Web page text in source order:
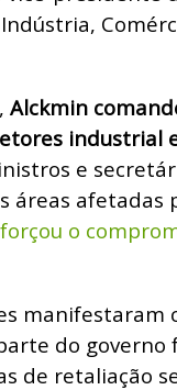
Alckmin
industrial
e
áreas afetadas
o
manifestaram
do
de retaliação